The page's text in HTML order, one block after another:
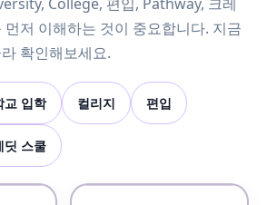
저 이해하는 것이 중요합니다. 지금
확인해보세요.
교 입학 컬리지 편입
딧 스쿨